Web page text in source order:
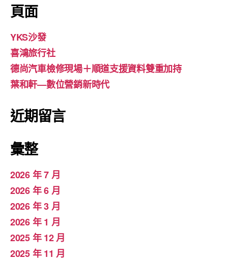
頁面
YKS沙發
喜鴻旅行社
德尚汽車檢修現場＋順道支援資料雙重加持
葉和軒—數位營銷新時代
近期留言
彙整
2026 年 7 月
2026 年 6 月
2026 年 3 月
2026 年 1 月
2025 年 12 月
2025 年 11 月